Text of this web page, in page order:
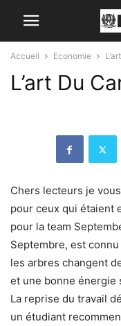
Accueil Economie
L’art Du
Chers lecteurs je
pour ceux qui étaient
pour la team
Septembre, est
les arbres changent
et une bonne énergie
La reprise du travail
un étudiant